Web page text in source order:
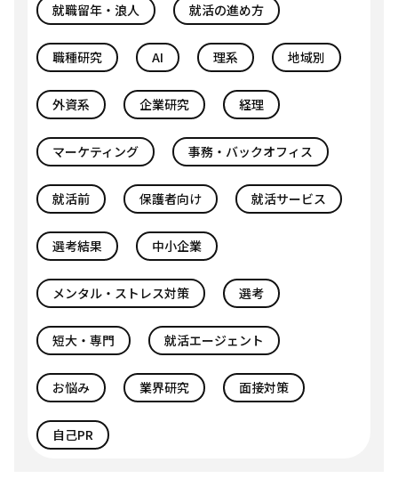
就職留年・浪人 就活の進め方
職種研究 AI 理系 地域別
外資系 企業研究 経理
マーケティング 事務・バックオフィス
就活前 保護者向け 就活サービス
選考結果 中小企業
メンタル・ストレス対策 選考
短大・専門 就活エージェント
お悩み 業界研究 面接対策
自己PR